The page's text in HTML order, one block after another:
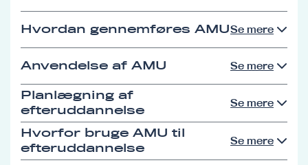
Hvordan gennemføres AMUSe mere
Anvendelse af AMU Se mere
Planlægning af
efteruddannelse
Se mere
Hvorfor bruge AMU til
efteruddannelse
Se mere